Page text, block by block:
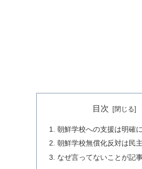
目次
朝鮮学校への支援は明確
朝鮮学校無償化反対は民
なぜ言ってないことが記